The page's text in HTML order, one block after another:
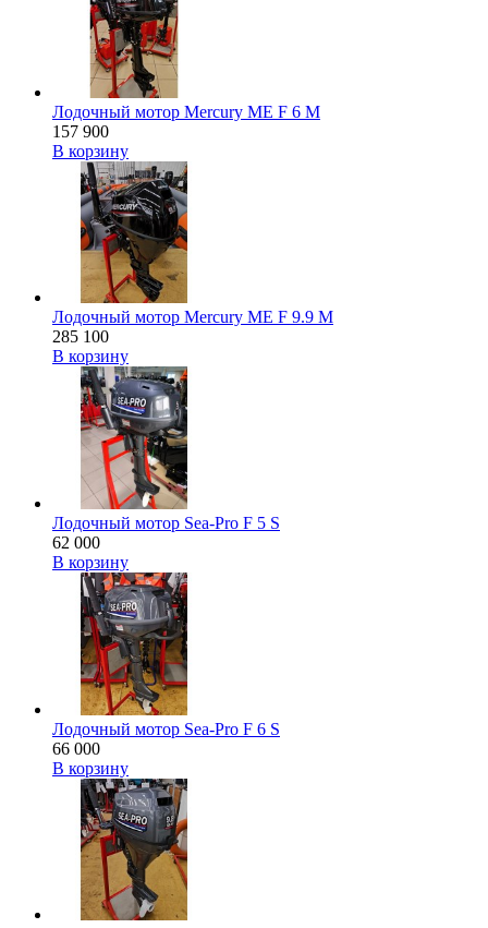
Лодочный мотор Mercury ME F 6 M
157 900
В корзину
Лодочный мотор Mercury ME F 9.9 M
285 100
В корзину
Лодочный мотор Sea-Pro F 5 S
62 000
В корзину
Лодочный мотор Sea-Pro F 6 S
66 000
В корзину